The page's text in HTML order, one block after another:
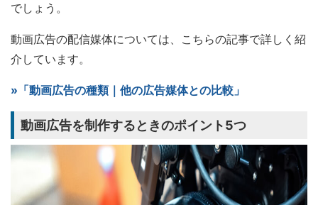
でしょう。
動画広告の配信媒体については、こちらの記事で詳しく紹
介しています。
»「動画広告の種類｜他の広告媒体との比較」
動画広告を制作するときのポイント5つ